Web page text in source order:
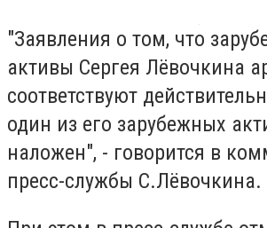
"Заявления о том, что
активы Сергея Лёвочкина
соответствуют
один из его зарубежных
наложен", - говорится в
пресс-службы С.Лёвочкина.